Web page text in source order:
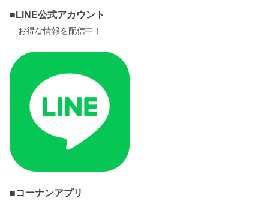
■LINE公式アカウント
お得な情報を配信中！
■コーナンアプリ